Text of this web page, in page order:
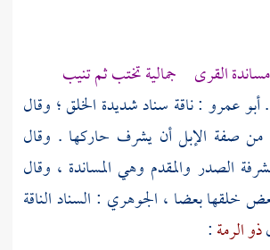
مساندة القرى جمالية تختب ثم تنيب
.أبو عمرو : ناقة سناد شديدة الخلق ؛ وقال
من صفة الإبل أن يشرف حاركها . وقال
الصدر والمقدم وهي المساندة ، وقال
خلقها بعضا ، الجوهري : السناد الناقة
ذو الرمة: